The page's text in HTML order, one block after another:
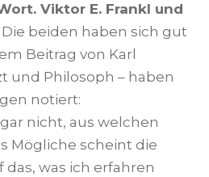
Viktor E. Frankl und
Die beiden haben sich gut
Beitrag von Karl
und Philosoph – haben
notiert:
nicht, aus welchen
Mögliche scheint die
was ich erfahren